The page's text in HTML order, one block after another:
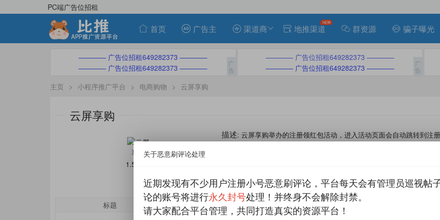
PC端广告位招租
首页 广告主 渠道商 地推渠道 群资源 骗子曝光
———— 广告位招租649282373 ————
———— 广告位招租649282373 ————
———— 广告位招租649282373 ————
———— 广告位招租649282373 ————
主页
> 小程序推广平台 > 电商购物 > 云屏享购
云屏享购
1.5元/个
描述: 云屏享购举办的注册领红包活动，进入活动页面会自动跳转到注
标题 单价 平台 分成 qq 微信
关于恶意刷评论处理
近期发现有不少用户注册小号恶意刷评论，平台每天会有管理员巡视帖
论的账号将进行永久封号处理！并终身不会解除封禁。
请大家配合平台管理，共同打造真实的资源平台！